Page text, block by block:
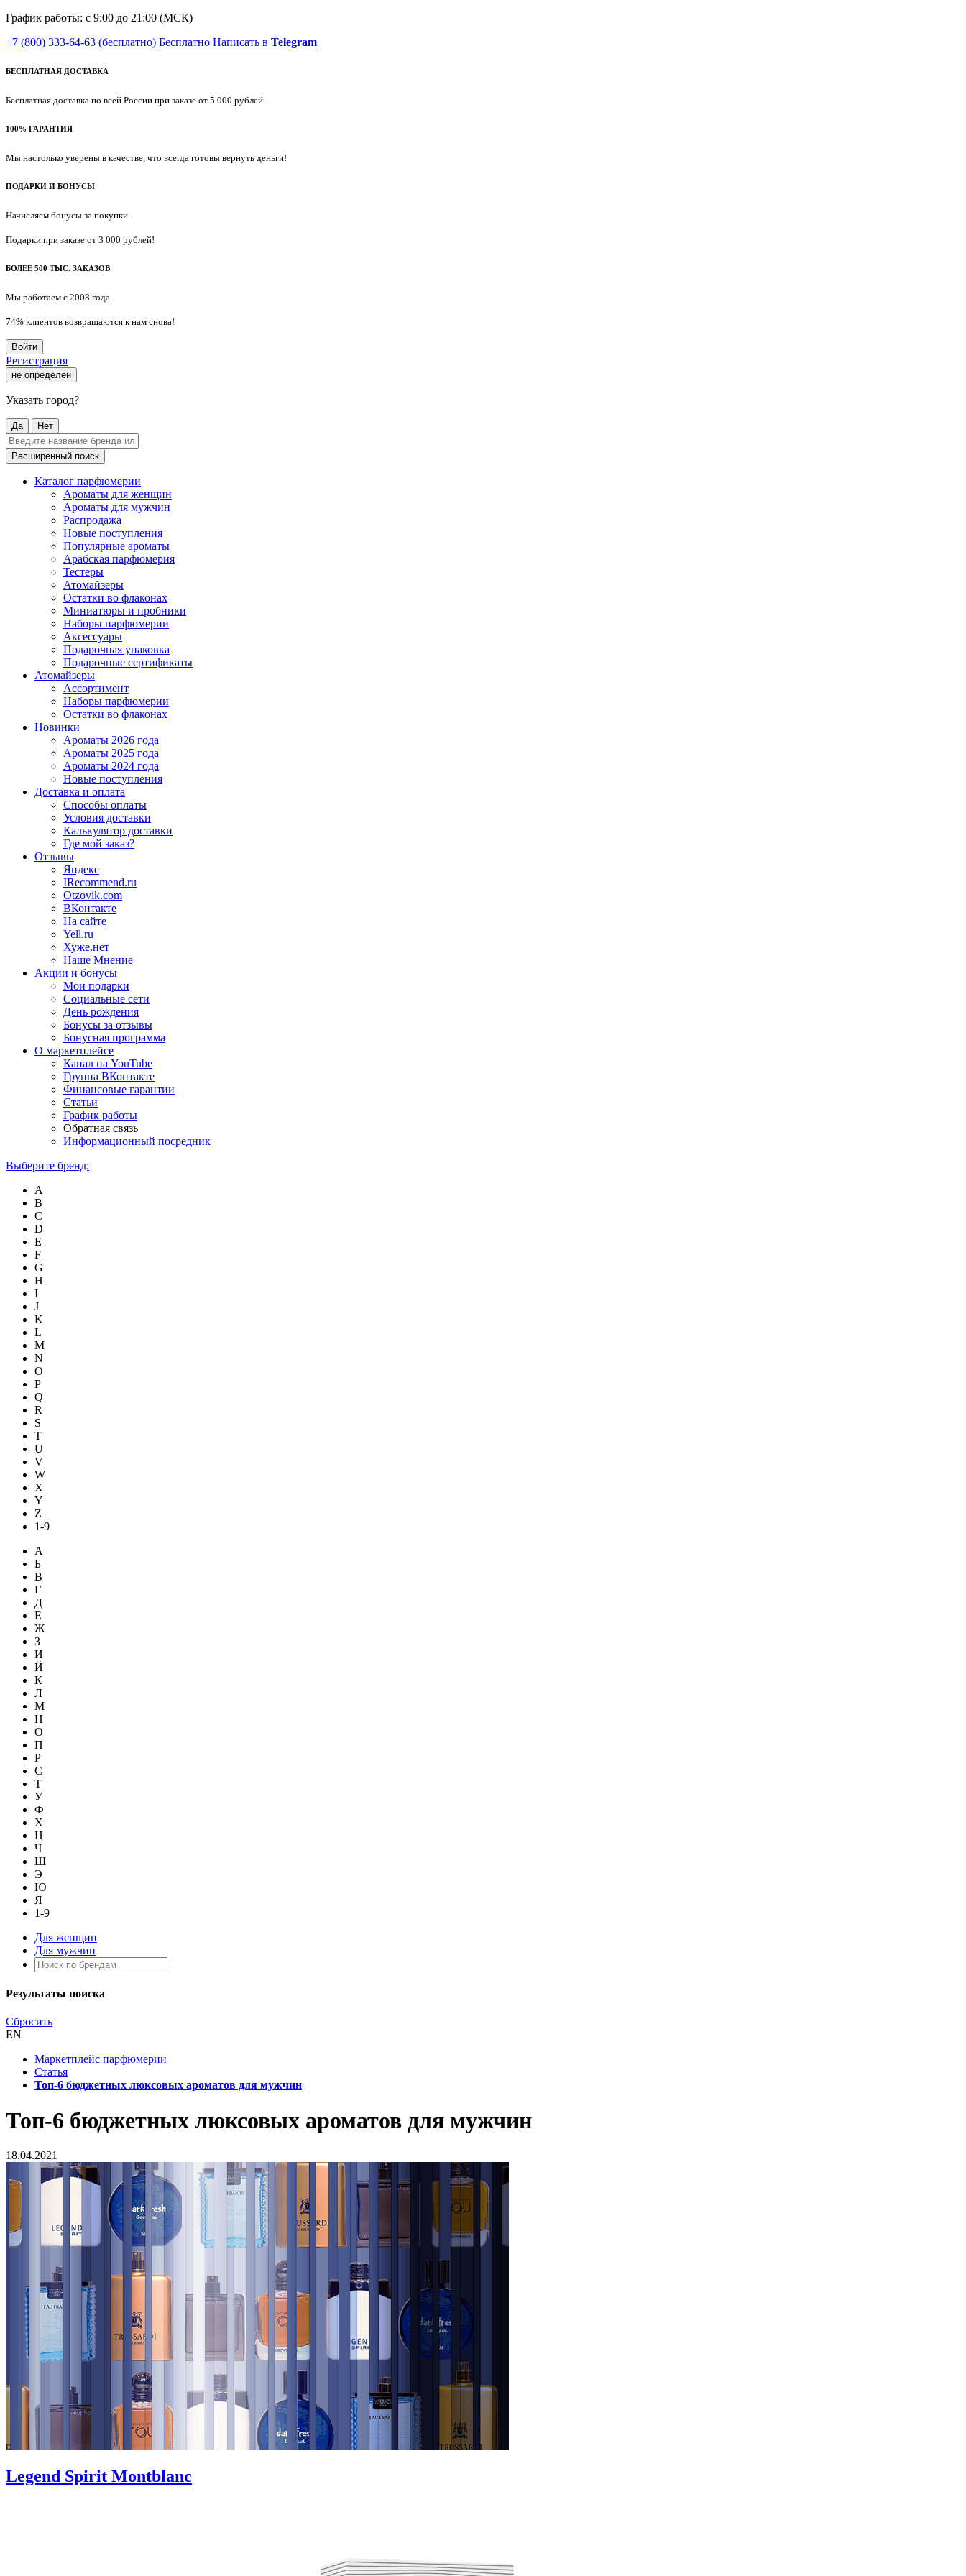
График работы: с 9:00 до 21:00 (МСК)
+7 (800) 333-64-63 (бесплатно) Бесплатно Написать в Telegram
БЕСПЛАТНАЯ ДОСТАВКА
Бесплатная доставка по всей России при заказе от 5 000 рублей.
100% ГАРАНТИЯ
Мы настолько уверены в качестве, что всегда готовы вернуть деньги!
ПОДАРКИ И БОНУСЫ
Начисляем бонусы за покупки.
Подарки при заказе от 3 000 рублей!
БОЛЕЕ 500 ТЫС. ЗАКАЗОВ
Мы работаем с 2008 года.
74% клиентов возвращаются к нам снова!
Войти
Регистрация
не определен
Указать город?
Да Нет
Расширенный поиск
Каталог парфюмерии
Ароматы для женщин
Ароматы для мужчин
Распродажа
Новые поступления
Популярные ароматы
Арабская парфюмерия
Тестеры
Атомайзеры
Остатки во флаконах
Миниатюры и пробники
Наборы парфюмерии
Аксессуары
Подарочная упаковка
Подарочные сертификаты
Атомайзеры
Ассортимент
Наборы парфюмерии
Остатки во флаконах
Новинки
Ароматы 2026 года
Ароматы 2025 года
Ароматы 2024 года
Новые поступления
Доставка и оплата
Способы оплаты
Условия доставки
Калькулятор доставки
Где мой заказ?
Отзывы
Яндекс
IRecommend.ru
Otzovik.com
ВКонтакте
На сайте
Yell.ru
Хуже.нет
Наше Мнение
Акции и бонусы
Мои подарки
Социальные сети
День рождения
Бонусы за отзывы
Бонусная программа
О маркетплейсе
Канал на YouTube
Группа ВКонтакте
Финансовые гарантии
Статьи
График работы
Обратная связь
Информационный посредник
Выберите бренд:
A
B
C
D
E
F
G
H
I
J
K
L
M
N
O
P
Q
R
S
T
U
V
W
X
Y
Z
1-9
А
Б
В
Г
Д
Е
Ж
З
И
Й
К
Л
М
Н
О
П
Р
С
Т
У
Ф
Х
Ц
Ч
Ш
Э
Ю
Я
1-9
Для женщин
Для мужчин
Результаты поиска
Сбросить
EN
Маркетплейс парфюмерии
Статья
Топ-6 бюджетных люксовых ароматов для мужчин
Топ-6 бюджетных люксовых ароматов для мужчин
18.04.2021
Legend Spirit Montblanc